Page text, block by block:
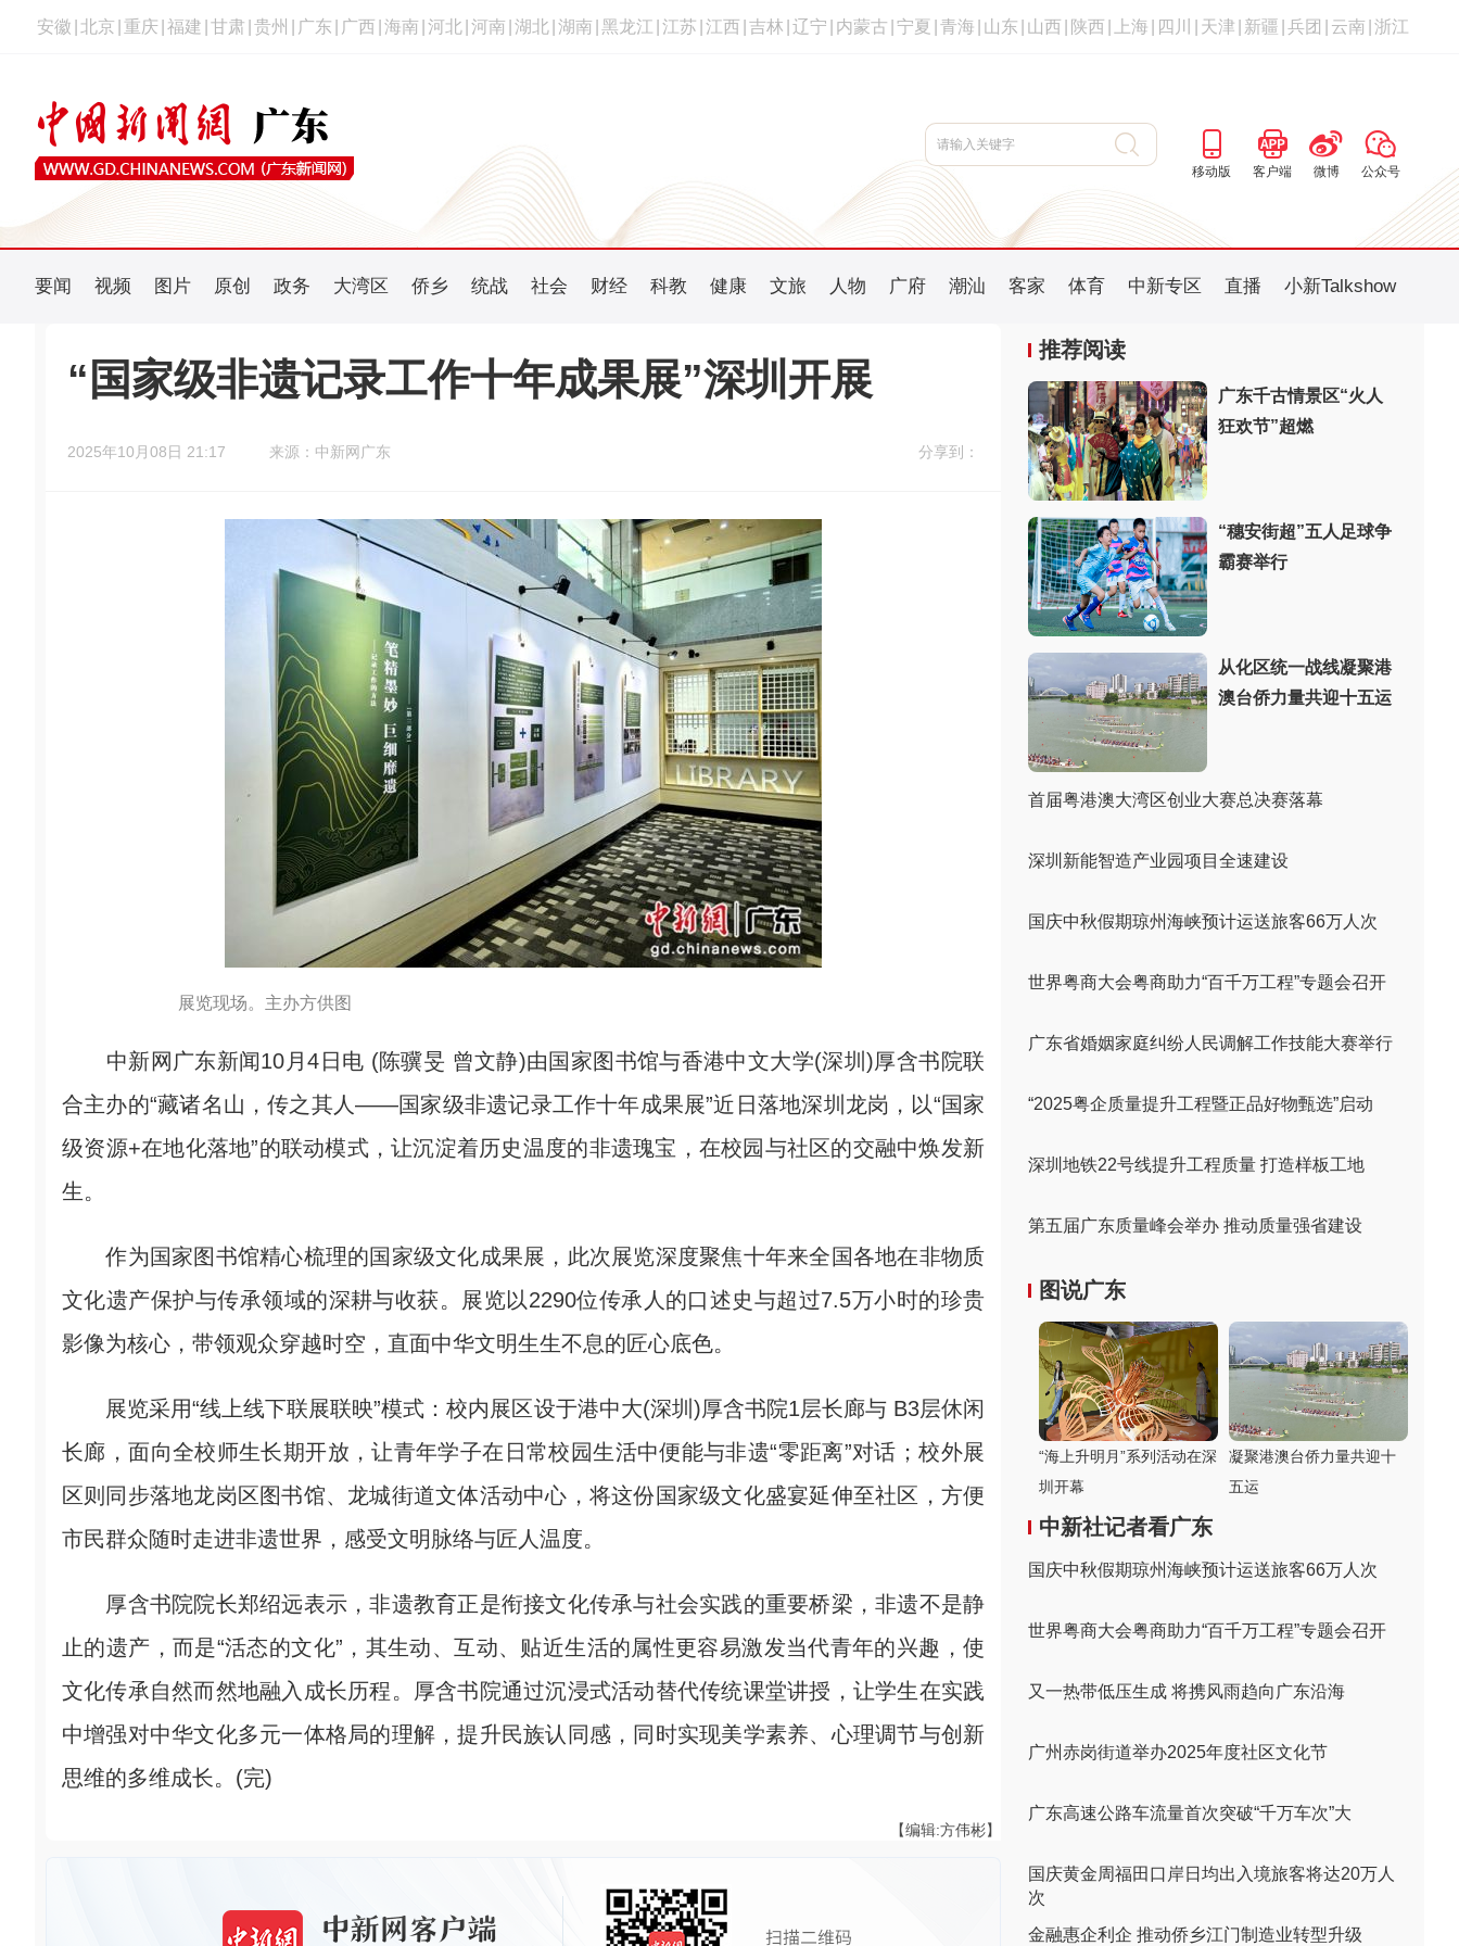
安徽 北京 重庆 福建 甘肃 贵州 广东 广西 海南 河北 河南 湖北 湖南 黑龙江 江苏 江西 吉林 辽宁 内蒙古 宁夏 青海 山东 山西 陕西 上海 四川 天津 新疆 兵团 云南 浙江
移动版 客户端 微博 公众号
要闻 视频 图片 原创 政务 大湾区 侨乡 统战 社会 财经 科教 健康 文旅 人物 广府 潮汕 客家 体育 中新专区 直播 小新Talkshow
“国家级非遗记录工作十年成果展”深圳开展
2025年10月08日 21:17 来源：中新网广东 分享到：
展览现场。主办方供图
中新网广东新闻10月4日电 (陈骥旻 曾文静)由国家图书馆与香港中文大学(深圳)厚含书院联
合主办的“藏诸名山，传之其人——国家级非遗记录工作十年成果展”近日落地深圳龙岗，以“国家
级资源+在地化落地”的联动模式，让沉淀着历史温度的非遗瑰宝，在校园与社区的交融中焕发新
生。
作为国家图书馆精心梳理的国家级文化成果展，此次展览深度聚焦十年来全国各地在非物质
文化遗产保护与传承领域的深耕与收获。展览以2290位传承人的口述史与超过7.5万小时的珍贵
影像为核心，带领观众穿越时空，直面中华文明生生不息的匠心底色。
展览采用“线上线下联展联映”模式：校内展区设于港中大(深圳)厚含书院1层长廊与 B3层休闲
长廊，面向全校师生长期开放，让青年学子在日常校园生活中便能与非遗“零距离”对话；校外展
区则同步落地龙岗区图书馆、龙城街道文体活动中心，将这份国家级文化盛宴延伸至社区，方便
市民群众随时走进非遗世界，感受文明脉络与匠人温度。
厚含书院院长郑绍远表示，非遗教育正是衔接文化传承与社会实践的重要桥梁，非遗不是静
止的遗产，而是“活态的文化”，其生动、互动、贴近生活的属性更容易激发当代青年的兴趣，使
文化传承自然而然地融入成长历程。厚含书院通过沉浸式活动替代传统课堂讲授，让学生在实践
中增强对中华文化多元一体格局的理解，提升民族认同感，同时实现美学素养、心理调节与创新
思维的多维成长。(完)
【编辑:方伟彬】
推荐阅读
广东千古情景区“火人
狂欢节”超燃
“穗安街超”五人足球争
霸赛举行
从化区统一战线凝聚港
澳台侨力量共迎十五运
首届粤港澳大湾区创业大赛总决赛落幕
深圳新能智造产业园项目全速建设
国庆中秋假期琼州海峡预计运送旅客66万人次
世界粤商大会粤商助力“百千万工程”专题会召开
广东省婚姻家庭纠纷人民调解工作技能大赛举行
“2025粤企质量提升工程暨正品好物甄选”启动
深圳地铁22号线提升工程质量 打造样板工地
第五届广东质量峰会举办 推动质量强省建设
图说广东
“海上升明月”系列活动在深
圳开幕
凝聚港澳台侨力量共迎十
五运
中新社记者看广东
国庆中秋假期琼州海峡预计运送旅客66万人次
世界粤商大会粤商助力“百千万工程”专题会召开
又一热带低压生成 将携风雨趋向广东沿海
广州赤岗街道举办2025年度社区文化节
广东高速公路车流量首次突破“千万车次”大
国庆黄金周福田口岸日均出入境旅客将达20万人
次
金融惠企利企 推动侨乡江门制造业转型升级